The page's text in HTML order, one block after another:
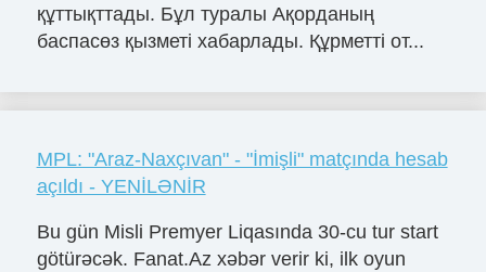
құттықттады. Бұл туралы Ақорданың
баспасөз қызметі хабарлады. Құрметті от...
MPL: "Araz-Naxçıvan" - "İmişli" matçında hesab
açıldı - YENİLƏNİR
Bu gün Misli Premyer Liqasında 30-cu tur start
götürəcək. Fanat.Az xəbər verir ki, ilk oyun